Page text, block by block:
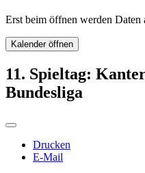
Erst beim öffnen werden Daten
Kalender öffnen
11. Spieltag:
Bundesliga
Drucken
E-Mail